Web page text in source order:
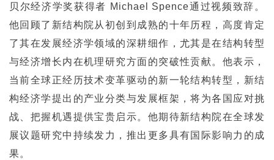
贝尔经济学奖获得者 Michael Spence通过视频致辞。
他回顾了新结构院从初创到成熟的十年历程，高度肯定
了其在发展经济学领域的深耕细作，尤其是在结构转型
与经济增长内在机理研究方面的突破性贡献。他表示，
当前全球正经历技术变革驱动的新一轮结构转型，新结
构经济学提出的产业分类与发展框架，将为各国应对挑
战、把握机遇提供宝贵启示。他期待新结构院在全球发
展议题研究中持续发力，推出更多具有国际影响力的成
果。